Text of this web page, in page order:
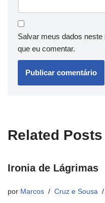
Salvar meus dados
que eu comentar.
Related Posts
Ironia de Lágrimas
por Marcos Cruz e Sousa